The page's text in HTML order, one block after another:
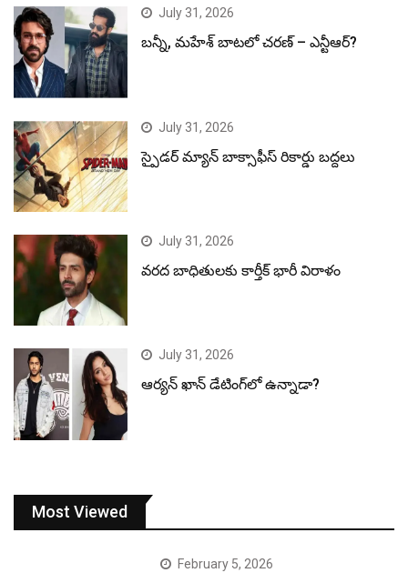
July 31, 2026
బన్నీ, మహేశ్ బాటలో చరణ్ – ఎన్టీఆర్?
July 31, 2026
స్పైడర్ మ్యాన్ బాక్సాఫీస్ రికార్డు బద్దలు
July 31, 2026
వరద బాధితులకు కార్తీక్ భారీ విరాళం
July 31, 2026
ఆర్యన్ ఖాన్ డేటింగ్‌లో ఉన్నాడా?
Most Viewed
February 5, 2026